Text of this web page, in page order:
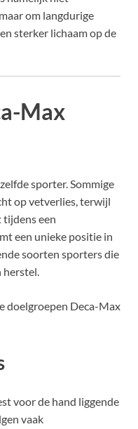
om langdurige
sterker lichaam op de
Max
sporter. Sommige
op vetverlies, terwijl
een
een unieke positie in
soorten sporters die
herstel.
doelgroepen Deca-Max
voor de hand liggende
vaak